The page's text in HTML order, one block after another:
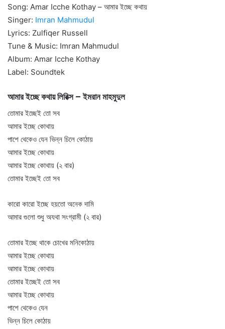
Song: Amar Icche Kothay – আমার ইচ্ছে কথায়
Singer: Imran Mahmudul
Lyrics: Zulfiqer Russell
Tune & Music: Imran Mahmudul
Album: Amar Icche Kothay
Label: Soundtek
আমার ইচ্ছে কথায় লিরিক্স – ইমরান মাহমুদুল
তোমার ইচ্ছেই তো সব
আমার ইচ্ছে কোথায়
পাশে থেকেও যেন ভিন্ন চিলে কোঠায়
আমার ইচ্ছে কোথায়
আমার ইচ্ছে কোথায় (২ বার)
তোমার ইচ্ছেই তো সব
কারো কারো ইচ্ছে হয়তো অনেক দামি
আমার গুলো শুধু অযথা সংগ্রামী (২ বার)
তোমার ইচ্ছে থাকে চোখের মনিকোঠায়
আমার ইচ্ছে কোথায়
আমার ইচ্ছে কোথায়
তোমার ইচ্ছেই তো সব
আমার ইচ্ছে কোথায়
পাশে থেকেও যেন
ভিন্ন চিলে কোঠায়